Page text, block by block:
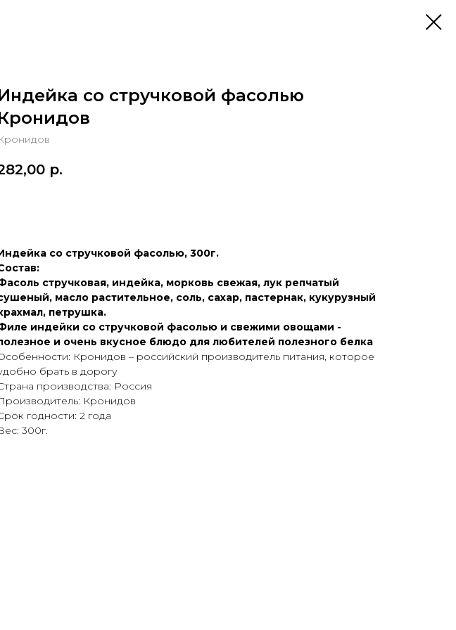
со стручковой фасолью
р.
со стручковой фасолью, 300г.
стручковая, индейка, морковь свежая, лук репчатый
масло растительное, соль, сахар, пастернак, кукурузный
петрушка.
индейки со стручковой фасолью и свежими овощами -
и очень вкусное блюдо для любителей полезного белка
Кронидов – российский производитель питания, которое
брать в дорогу
производства: Россия
Кронидов
годности: 2 года
300г.